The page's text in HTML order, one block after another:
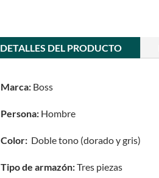
DETALLES DEL PRODUCTO
Marca: Boss
Persona: Hombre
Color: Doble tono (dorado y gris)
Tipo de armazón:Tres piezas